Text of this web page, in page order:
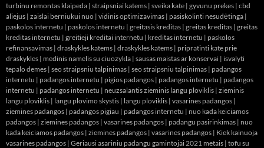
turbinu remontas klaipeda | straipsniai katems | sveika kate | gyvunu prekes | cbd
aliejus | zaislai berniukui nuo | vidinis optimizavimas | pasiskolinti nesudėtinga |
paskolos internetu | paskolos internetu | greitasis kreditas | greitas kreditas | greitas
kreditas internetu | greitieji kreditai internetu | kreditas internetu | paskolos
refinansavimas | draskykles katems | draskykles katems | pripratinti kate prie
draskykles | medinis namelis su ciuozykla | sausas maistas ar konservai | isvalyti
tepalo demes | seo straipsniu talpinimas | seo straipsniu talpinimas | padangos
internetu | padangos internetu | pigios padangos | padangos internetu | padangos
internetu | padangos internetu | neuzsalantis zieminis langu ploviklis | zieminis
langu ploviklis | langu plovimo skystis | langu ploviklis | vasarines padangos |
ziemines padangos | padangos pigiau | padangos internetu | nuo kada keiciamos
padangos | ziemines padangos | vasarines padangos | padangu pasirinkimas | nuo
kada keiciamos padangos | ziemines padangos | vasarines padangos | Kiek kainuoja
vasarines padangos | Geriausi asariniu padangu gamintojai 2021 metais | tofu su